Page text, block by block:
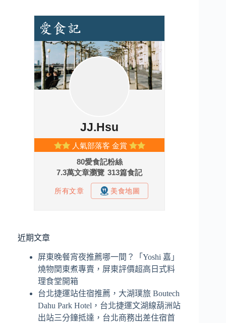
近期文章
屏東晚餐宵夜推薦哪一間？「Yoshi 嘉」
燒物関東煮專賣，屏東評價超高日式料
理食堂開箱
台北捷運站住宿推薦，大湖璞旅 Boutech
Dahu Park Hotel，台北捷運文湖線葫洲站
出站三分鐘抵達，台北商務出差住宿首